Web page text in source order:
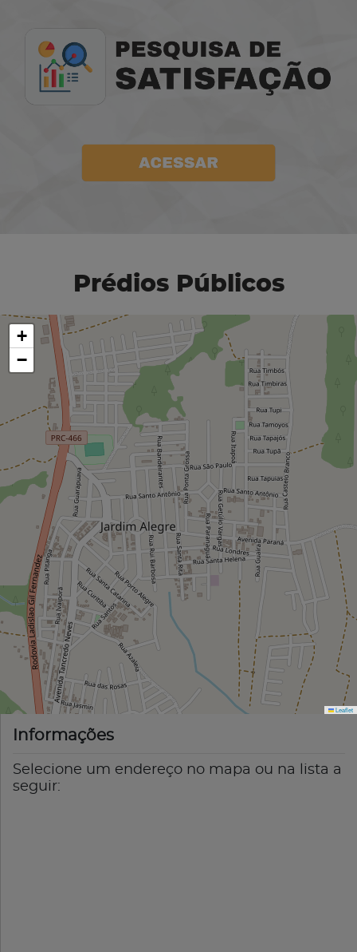
Prédios Públicos
+
−
Leaflet
Informações
Selecione um endereço no mapa ou na lista a
seguir: